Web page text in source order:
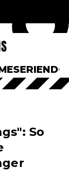
SERIEN
So